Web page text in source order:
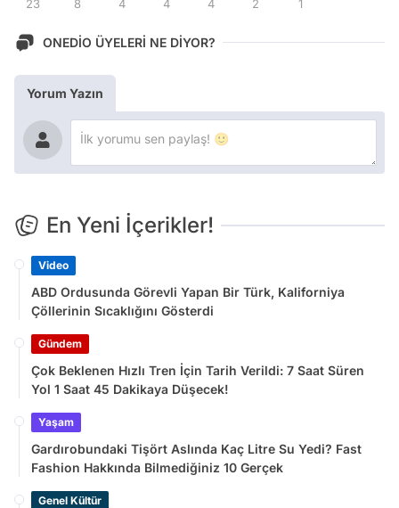
23 8 4 4 4 2 1
ONEDİO ÜYELERİ NE DİYOR?
Yorum Yazın
En Yeni İçerikler!
Video
ABD Ordusunda Görevli Yapan Bir Türk, Kaliforniya
Çöllerinin Sıcaklığını Gösterdi
Gündem
Çok Beklenen Hızlı Tren İçin Tarih Verildi: 7 Saat Süren
Yol 1 Saat 45 Dakikaya Düşecek!
Yaşam
Gardırobundaki Tişört Aslında Kaç Litre Su Yedi? Fast
Fashion Hakkında Bilmediğiniz 10 Gerçek
Genel Kültür